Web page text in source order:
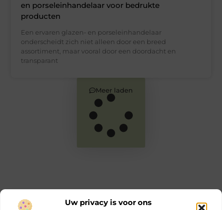
Uw privacy is voor ons
en porseleinhandelaar voor bedrukte
producten
Een ervaren glazen- en porseleinhandelaar
onderscheidt zich niet alleen door een breed
assortiment, maar vooral door een doordacht en
transparant
Meer laden